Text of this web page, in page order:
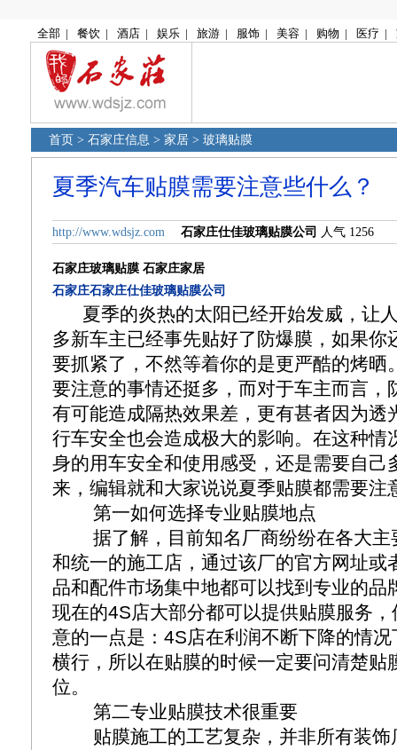
全部 | 餐饮 | 酒店 | 娱乐 | 旅游 | 服饰 | 美容 | 购物 | 医疗 |
首页 > 石家庄信息 > 家居 > 玻璃贴膜
夏季汽车贴膜需要注意些什么？
http://www.wdsjz.com 石家庄仕佳玻璃贴膜公司 人气 1256
石家庄玻璃贴膜 石家庄家居
石家庄石家庄仕佳玻璃贴膜公司
夏季的炎热的太阳已经开始发威，让
多新车主已经事先贴好了防爆膜，如果你
要抓紧了，不然等着你的是更严酷的烤晒
要注意的事情还挺多，而对于车主而言，
有可能造成隔热效果差，更有甚者因为透
行车安全也会造成极大的影响。在这种情
身的用车安全和使用感受，还是需要自己
来，编辑就和大家说说夏季贴膜都需要注
第一如何选择专业贴膜地点
据了解，目前知名厂商纷纷在各大主
和统一的施工店，通过该厂的官方网址或
品和配件市场集中地都可以找到专业的品
现在的4S店大部分都可以提供贴膜服务
意的一点是：4S店在利润不断下降的情
横行，所以在贴膜的时候一定要问清楚贴
位。
第二专业贴膜技术很重要
贴膜施工的工艺复杂，并非所有装饰